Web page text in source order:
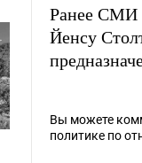
Ранее СМИ
Йенсу
Вы можете
политике по